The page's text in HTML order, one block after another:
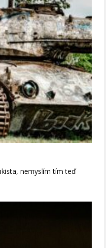
nemyslím tím teď